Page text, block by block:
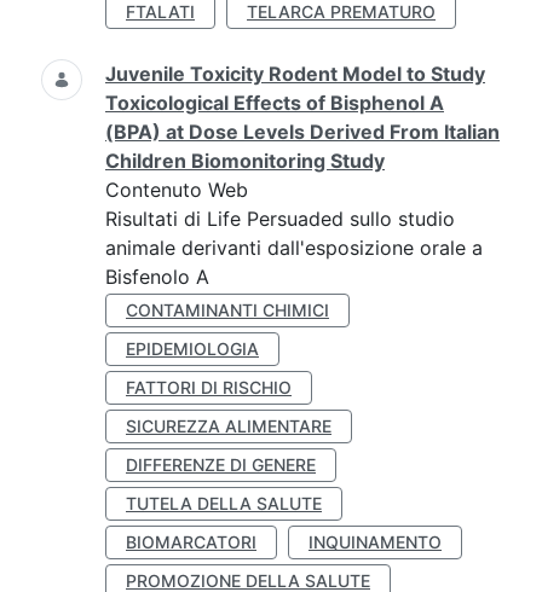
FTALATI
TELARCA PREMATURO
Juvenile Toxicity Rodent Model to Study
Toxicological Effects of Bisphenol A
(BPA) at Dose Levels Derived From Italian
Children Biomonitoring Study
Contenuto Web
Risultati di Life Persuaded sullo studio
animale derivanti dall'esposizione orale a
Bisfenolo A
CONTAMINANTI CHIMICI
EPIDEMIOLOGIA
FATTORI DI RISCHIO
SICUREZZA ALIMENTARE
DIFFERENZE DI GENERE
TUTELA DELLA SALUTE
BIOMARCATORI
INQUINAMENTO
PROMOZIONE DELLA SALUTE